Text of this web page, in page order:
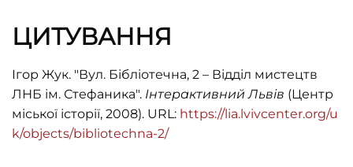
ЦИТУВАННЯ
Ігор Жук. "Вул. Бібліотечна, 2 – Відділ мистецтв
ЛНБ ім. Стефаника". Інтерактивний Львів (Центр
міської історії, 2008). URL: https://lia.lvivcenter.org/u
k/objects/bibliotechna-2/